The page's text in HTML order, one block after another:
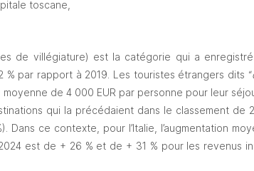
toscane,
de villégiature) est la catégorie qui a
par rapport à 2019. Les touristes étrangers dits “
de 4 000 EUR par personne pour leur
qui la précédaient dans le classement de
Dans ce contexte, pour l’Italie, l’augmentation
est de + 26 % et de + 31 % pour les revenus